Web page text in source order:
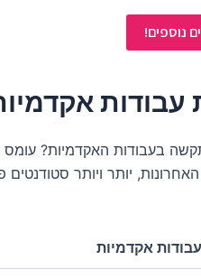
נוספים!
עבודות
בעבודות האקדמיות? עומס
יותר ויותר סטודנטים
אקדמיות